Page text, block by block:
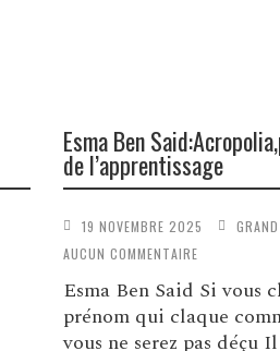
Esma Ben
de l’apprentissage
19 NOVEMBRE 2025
AUCUN COMMENTAIRE
Esma Ben Said Si vous
prénom qui claque
vous ne serez pas déçu